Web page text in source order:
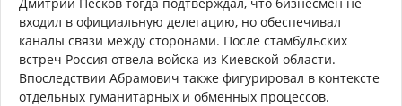
входил в официальную делегацию, но обеспечивал
каналы связи между сторонами. После стамбульских
встреч Россия отвела войска из Киевской области.
Впоследствии Абрамович также фигурировал в контексте
отдельных гуманитарных и обменных процессов.